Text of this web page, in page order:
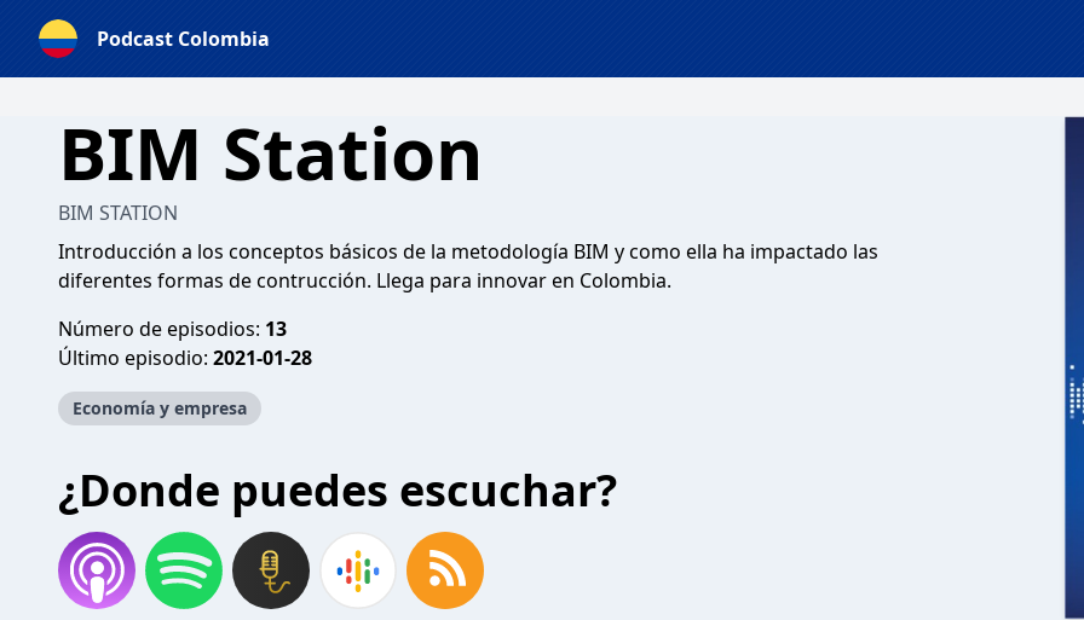
Podcast Colombia
BIM Station
BIM STATION
Introducción a los conceptos básicos de la metodología BIM y como ella ha impactado las
diferentes formas de contrucción. Llega para innovar en Colombia.
Número de episodios: 13
Último episodio: 2021-01-28
Economía y empresa
¿Donde puedes escuchar?